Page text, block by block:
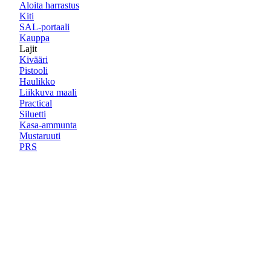
Aloita harrastus
Kiti
SAL-portaali
Kauppa
Lajit
Kivääri
Pistooli
Haulikko
Liikkuva maali
Practical
Siluetti
Kasa-ammunta
Mustaruuti
PRS